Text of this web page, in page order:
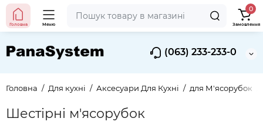
(063) 233-233-0
Головна Меню
0
Замовлення
Головна Для кухні Аксесуари Для Кухні для М'ясорубок
Шестірні м'ясорубок